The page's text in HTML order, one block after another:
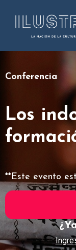
Conferencia
Los
**Este evento